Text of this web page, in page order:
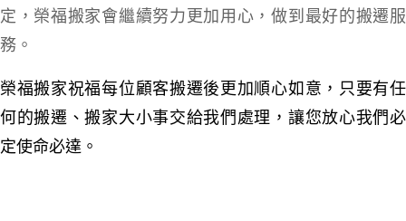
定，榮福搬家會繼續努力更加用心，做到最好的搬遷服
務。
榮福搬家祝福每位顧客搬遷後更加順心如意 ，只要有任
何的搬遷、搬家大小事交給我們處理 ，讓您放心我們必
定使命必達 。